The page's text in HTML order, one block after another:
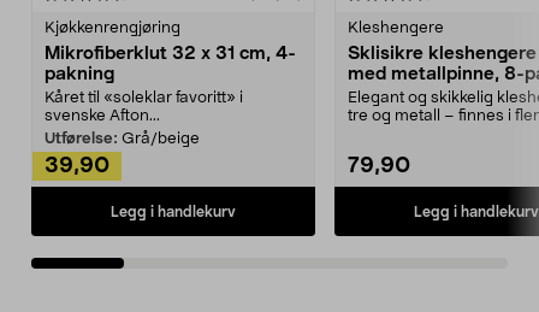
Kjøkkenrengjøring
Mikrofiberklut 32 x 31 cm, 4-
pakning
Kåret til «soleklar favoritt» i
svenske Afton...
Utførelse: Grå/beige
39,90
Legg i handlekurv
Kleshengere
Sklisikre
med metallpinne, 8-
Elegant og skikkelig
tre og metall – finnes i
79,90
Legg i handlekurv